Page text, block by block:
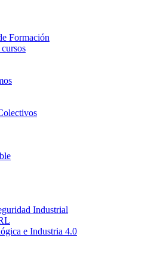
Formación
Industrial
e Industria 4.0